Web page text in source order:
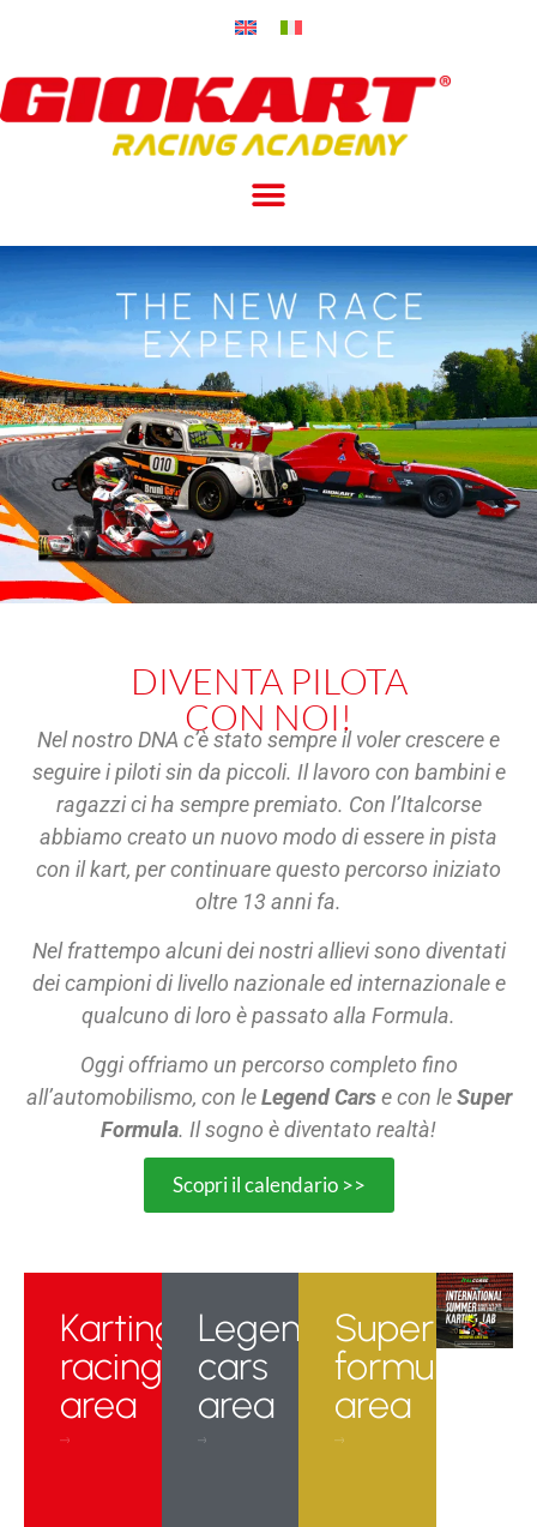
DIVENTA PILOTA
CON NOI!
Nel nostro DNA c’è stato sempre il voler crescere e
seguire i piloti sin da piccoli. Il lavoro con bambini e
ragazzi ci ha sempre premiato. Con l’Italcorse
abbiamo creato un nuovo modo di essere in pista
con il kart, per continuare questo percorso iniziato
oltre 13 anni fa.
Nel frattempo alcuni dei nostri allievi sono diventati
dei campioni di livello nazionale ed internazionale e
qualcuno di loro è passato alla Formula.
Oggi offriamo un percorso completo fino
all’automobilismo, con leLegend Carse con leSuper
Formula. Il sogno è diventato realtà!
Scopri il calendario >>
Karting
racing
area
Legend
cars
area
Super
formula
area